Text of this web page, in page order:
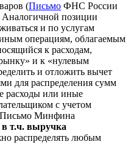
(Письмо ФНС России
позиции
и по услугам
операциям, облагаемым
к расходам,
и к «нулевым
и отложить вычет
для распределения сумм
расходы или иные
с учетом
(Письмо Минфина
в т.ч. выручка
распределять любым